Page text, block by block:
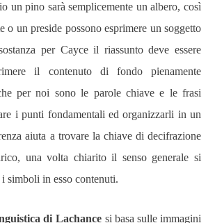
un pino sarà semplicemente un albero, così
o un preside possono esprimere un soggetto
per Cayce il riassunto deve essere
il contenuto di fondo pienamente
per noi sono le parole chiave e le frasi
i punti fondamentali ed organizzarli in un
aiuta a trovare la chiave di decifrazione
una volta chiarito il senso generale si
i simboli in esso contenuti.
di Lachance si basa sulle immagini